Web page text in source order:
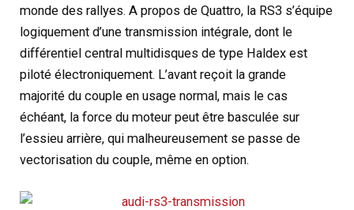
monde des rallyes. A propos de Quattro, la RS3 s’équipe
logiquement d’une transmission intégrale, dont le
différentiel central multidisques de type Haldex est
piloté électroniquement. L’avant reçoit la grande
majorité du couple en usage normal, mais le cas
échéant, la force du moteur peut être basculée sur
l’essieu arrière, qui malheureusement se passe de
vectorisation du couple, même en option.